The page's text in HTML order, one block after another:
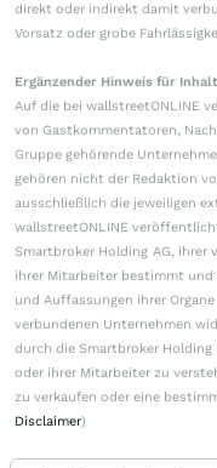
direkt oder indirekt damit
Vorsatz oder grobe
Ergänzender Hinweis für
Auf die bei wallstreetONLINE
von Gastkommentatoren,
Gruppe gehörende
gehören nicht der Redaktion
ausschließlich die jeweiligen
wallstreetONLINE
Smartbroker Holding AG, ihrer
ihrer Mitarbeiter bestimmt und
und Auffassungen ihrer
verbundenen Unternehmen
durch die Smartbroker Holding
oder ihrer Mitarbeiter zu
zu verkaufen oder eine
Disclaimer)